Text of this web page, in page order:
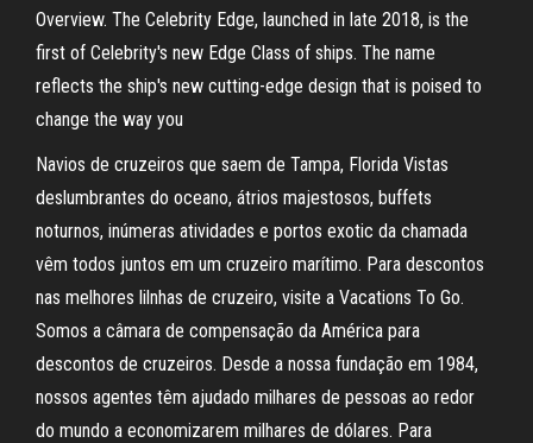
Overview. The Celebrity Edge, launched in late 2018, is the
first of Celebrity's new Edge Class of ships. The name
reflects the ship's new cutting-edge design that is poised to
change the way you
Navios de cruzeiros que saem de Tampa, Florida Vistas
deslumbrantes do oceano, átrios majestosos, buffets
noturnos, inúmeras atividades e portos exotic da chamada
vêm todos juntos em um cruzeiro marítimo. Para descontos
nas melhores lilnhas de cruzeiro, visite a Vacations To Go.
Somos a câmara de compensação da América para
descontos de cruzeiros. Desde a nossa fundação em 1984,
nossos agentes têm ajudado milhares de pessoas ao redor
do mundo a economizarem milhares de dólares. Para